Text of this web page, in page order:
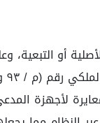
أو
مبلغا وقدره ثلاثة عشر ألف